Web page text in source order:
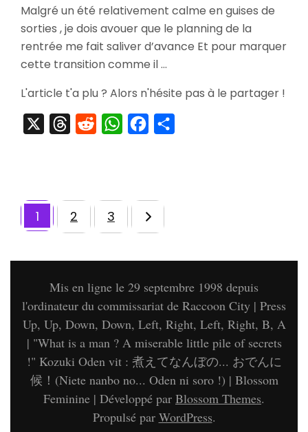
Dead
2
Edition
Malgré un été relativement calme en guises de
sorties , je dois avouer que le planning de la
rentrée me fait saliver d’avance Et pour marquer
cette transition comme il …
L'article t'a plu ? Alors n'hésite pas à le partager !
ThreadsRedditWhatsAppFacebook
Pagination
des
publications
Page
1 Page
2 Page
3
Mis en ligne le 29 septembre 1998 depuis
l'ordinateur du commissariat de Raccoon City | Press
Up, Up, Down, Down, Left, Right, Left, Right, B, A
| "What is a man ? A miserable little pile of secrets
!" Kozuki Oden vit : 煮えてなんぼの... おでんに
候！(Niete nanbo no... Oden ni soro !) | Blossom
Feminine | Développé par Blossom Themes.
Propulsé par WordPress.